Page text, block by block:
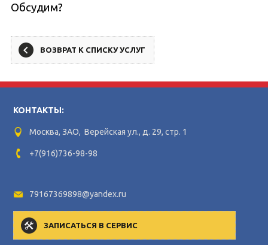
Обсудим?
ВОЗВРАТ К СПИСКУ УСЛУГ
КОНТАКТЫ:
Москва, ЗАО, Верейская ул., д. 29, стр. 1
+7(916)736-98-98
79167369898@yandex.ru
ЗАПИСАТЬСЯ В СЕРВИС